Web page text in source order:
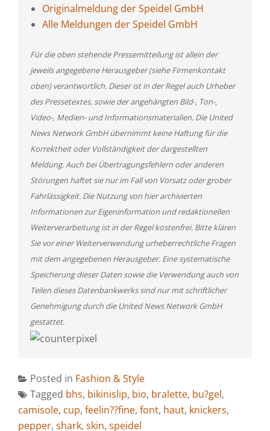
Originalmeldung der Speidel GmbH
Alle Meldungen der Speidel GmbH
Für die oben stehende Pressemitteilung ist allein der
jeweils angegebene Herausgeber (siehe Firmenkontakt
oben) verantwortlich. Dieser ist in der Regel auch Urheber
des Pressetextes, sowie der angehängten Bild-, Ton-,
Video-, Medien- und Informationsmaterialien. Die United
News Network GmbH übernimmt keine Haftung für die
Korrektheit oder Vollständigkeit der dargestellten
Meldung. Auch bei Übertragungsfehlern oder anderen
Störungen haftet sie nur im Fall von Vorsatz oder grober
Fahrlässigkeit. Die Nutzung von hier archivierten
Informationen zur Eigeninformation und redaktionellen
Weiterverarbeitung ist in der Regel kostenfrei. Bitte klären
Sie vor einer Weiterverwendung urheberrechtliche Fragen
mit dem angegebenen Herausgeber. Eine systematische
Speicherung dieser Daten sowie die Verwendung auch von
Teilen dieses Datenbankwerks sind nur mit schriftlicher
Genehmigung durch die United News Network GmbH
gestattet.
Posted in Fashion & Style
Tagged bhs, bikinislip, bio, bralette, bu?gel,
camisole, cup, feelin??fine, font, haut, knickers,
pepper, shark, skin, speidel